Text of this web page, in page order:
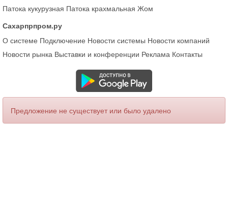
Патока кукурузная Патока крахмальная Жом
Сахарпрпром.ру
О системе Подключение Новости системы Новости компаний
Новости рынка Выставки и конференции Реклама Контакты
Предложение не существует или было удалено